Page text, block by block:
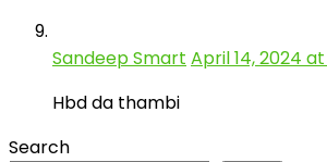
Sandeep Smart April 14, 2024
Hbd da thambi
Search